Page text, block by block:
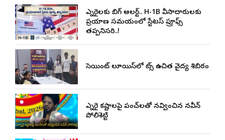
ఎన్నారైలకు బిగ్ అలర్ట్.. H-1B వీసాదారులకు
ప్రయాణ సమయంలో స్టేటస్ ప్రూఫ్స్
తప్పనిసరి..!
సెయింట్ లూయిస్‌లో నాట్స్ ఉచిత వైద్య శిబిరం
ఎన్నారై కష్టాలపై పంచ్‌లతో నవ్వించిన నవీన్
పోలిశెట్టి